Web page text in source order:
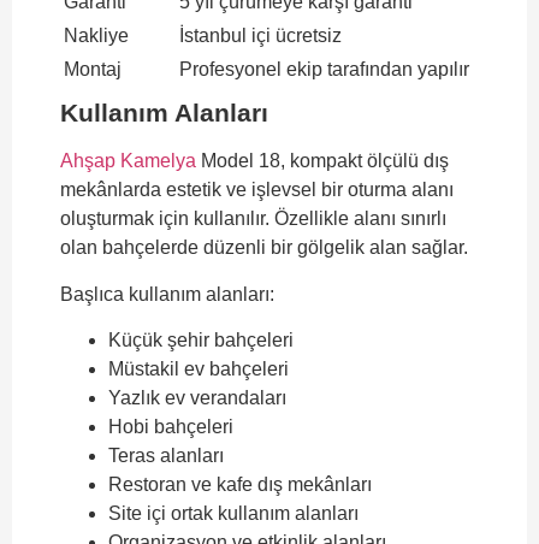
Nakliye
İstanbul içi ücretsiz
Montaj
Profesyonel ekip tarafından yapılır
Kullanım Alanları
Ahşap Kamelya Model 18, kompakt ölçülü dış
mekânlarda estetik ve işlevsel bir oturma alanı
oluşturmak için kullanılır. Özellikle alanı sınırlı
olan bahçelerde düzenli bir gölgelik alan sağlar.
Başlıca kullanım alanları:
Küçük şehir bahçeleri
Müstakil ev bahçeleri
Yazlık ev verandaları
Hobi bahçeleri
Teras alanları
Restoran ve kafe dış mekânları
Site içi ortak kullanım alanları